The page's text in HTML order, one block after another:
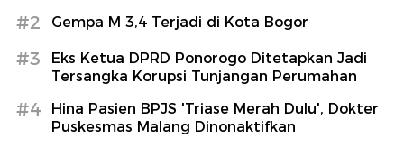
#2 Gempa M 3,4 Terjadi di Kota Bogor
#3
Eks Ketua DPRD Ponorogo Ditetapkan Jadi
Tersangka Korupsi Tunjangan Perumahan
#4
Hina Pasien BPJS 'Triase Merah Dulu', Dokter
Puskesmas Malang Dinonaktifkan